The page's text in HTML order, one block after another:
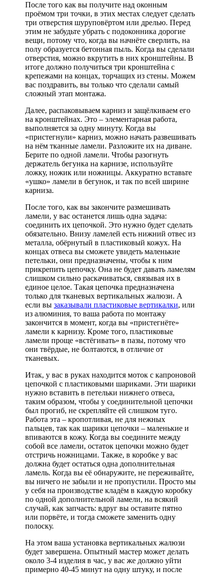
После того как вы получите над оконным
проёмом три точки, в этих местах следует сделать
три отверстия шуруповёртом или дрелью. Перед
этим не забудьте убрать с подоконника дорогие
вещи, потому что, когда вы начнёте сверлить, на
полу образуется бетонная пыль. Когда вы сделали
отверстия, можно вкрутить в них кронштейны. В
итоге должно получиться три кронштейна с
крепежами на концах, торчащих из стены. Можем
вас поздравить, вы только что сделали самый
сложный этап монтажа.
Далее, распаковываем карниз и защёлкиваем его
на кронштейнах. Это – элементарная работа,
выполняется за одну минуту. Когда вы
«пристегнули» карниз, можно начать развешивать
на нём тканные ламели. Разложите их на диване.
Берите по одной ламели. Чтобы разогнуть
держатель бегунка на карнизе, используйте
ложку, ножик или ножницы. Аккуратно вставьте
«ушко» ламели в бегунок, и так по всей ширине
карниза.
После того, как вы закончите размешивать
ламели, у вас останется лишь одна задача:
соединить их цепочкой. Это нужно будет сделать
обязательно. Внизу ламелей есть нижний отвес из
металла, обёрнутый в пластиковый кожух. На
концах отвеса вы сможете увидеть маленькие
петельки, они предназначены, чтобы к ним
прикрепить цепочку. Она не будет давать ламелям
слишком сильно раскачиваться, связывая их в
единое целое. Такая цепочка предназначена
только для тканевых вертикальных жалюзи. А
если вы заказывали пластиковые вертикалки, или
из алюминия, то ваша работа по монтажу
закончится в момент, когда вы «пристегнёте»
ламели к карнизу. Кроме того, пластиковые
ламели проще «встёгивать» в пазы, потому что
они твёрдые, не болтаются, в отличие от
тканевых.
Итак, у вас в руках находится моток с капроновой
цепочкой с пластиковыми шариками. Эти шарики
нужно вставить в петельки нижнего отвеса,
таким образом, чтобы у соединительной цепочки
был прогиб, не скрепляйте ей слишком туго.
Работа эта – кропотливая, не для нежных
пальцев, так как шарики цепочки – маленькие и
впиваются в кожу. Когда вы соедините между
собой все ламели, остаток цепочки можно будет
отстричь ножницами. Также, в коробке у вас
должна будет остаться одна дополнительная
ламель. Когда вы её обнаружите, не переживайте,
вы ничего не забыли и не пропустили. Просто мы
у себя на производстве кладём в каждую коробку
по одной дополнительной ламели, на всякий
случай, как запчасть: вдруг вы оставите пятно
или порвёте, и тогда сможете заменить одну
полоску.
На этом ваша установка вертикальных жалюзи
будет завершена. Опытный мастер может делать
около 3-4 изделия в час, у вас же должно уйти
примерно 40-45 минут на одну штуку, и после